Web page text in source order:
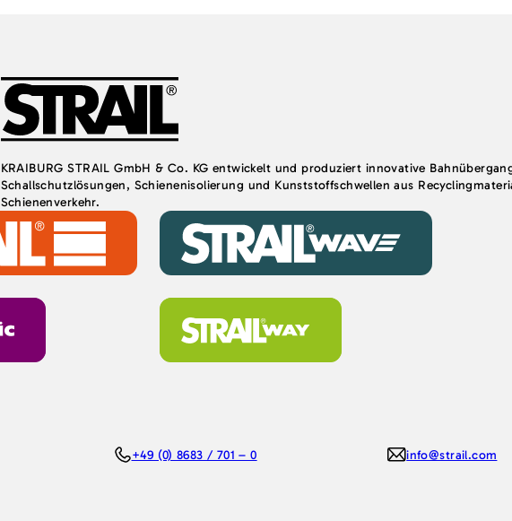
KRAIBURG STRAIL GmbH & Co. KG entwickelt und produziert innovative
Schallschutzlösungen, Schienenisolierung und Kunststoffschwellen aus
Schienenverkehr.
+49 (0) 8683 / 701 – 0 info@strail.com